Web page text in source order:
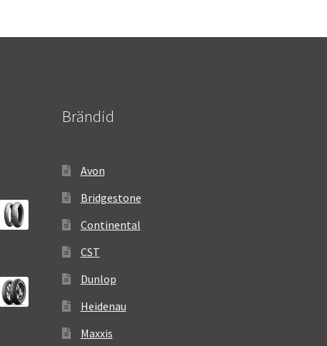
Brändid
Avon
Bridgestone
Continental
CST
Dunlop
Heidenau
Maxxis